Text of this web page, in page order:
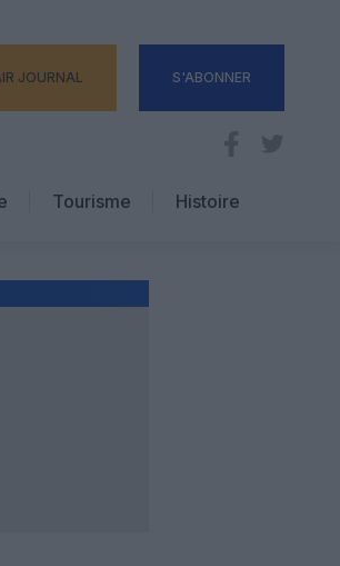
JOURNAL S'ABONNER
Tourisme
Hôtellerie
Histoire